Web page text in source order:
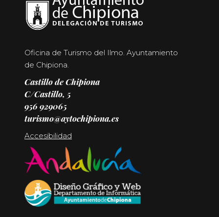
Oficina de Turismo del Ilmo. Ayuntamiento
de Chipiona.
Castillo de Chipiona
C/Castillo, 5
956 929065
turismo@aytochipiona.es
Accesibilidad